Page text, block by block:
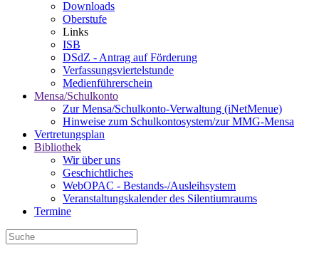
Downloads
Oberstufe
Links
ISB
DSdZ - Antrag auf Förderung
Verfassungsviertelstunde
Medienführerschein
Mensa/Schulkonto
Zur Mensa/Schulkonto-Verwaltung (iNetMenue)
Hinweise zum Schulkontosystem/zur MMG-Mensa
Vertretungsplan
Bibliothek
Wir über uns
Geschichtliches
WebOPAC - Bestands-/Ausleihsystem
Veranstaltungskalender des Silentiumraums
Termine